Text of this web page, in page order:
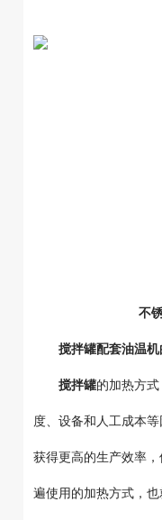
不
搅拌罐配套油温
搅拌罐的加热方
度、设备和人工成本
获得更高的生产效率
遍使用的加热方式，